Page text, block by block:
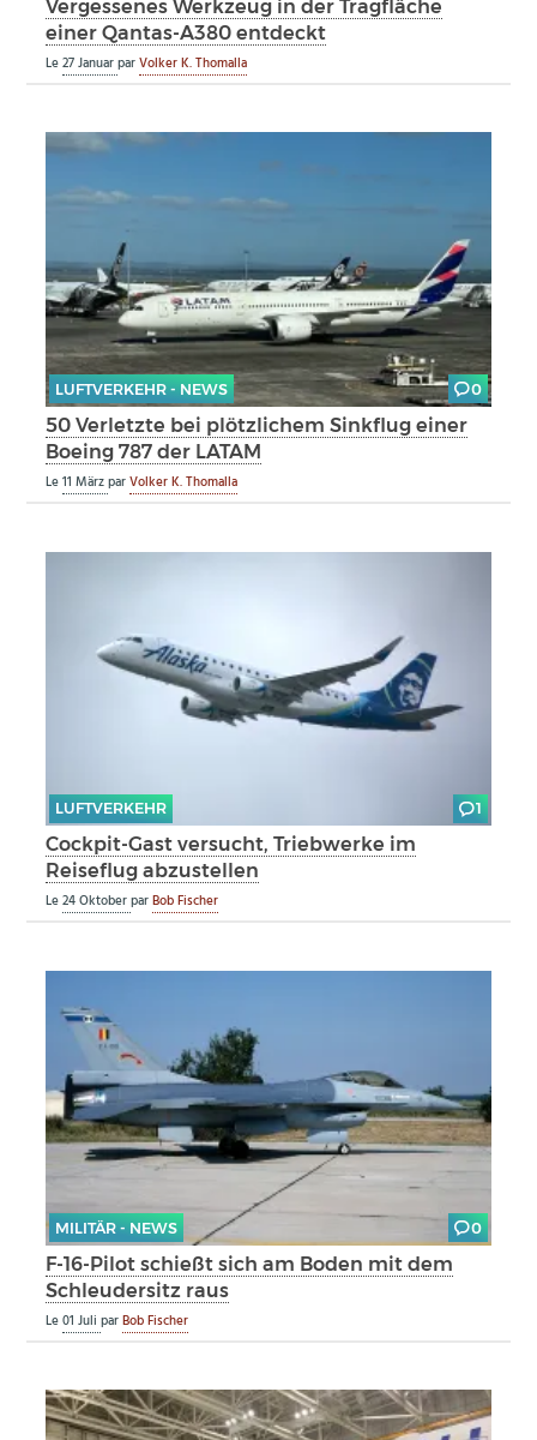
Vergessenes Werkzeug in der Tragfläche
einer Qantas-A380 entdeckt
Le27 JanuarparVolker K. Thomalla
LUFTVERKEHR - NEWS 0
50 Verletzte bei plötzlichem Sinkflug einer
Boeing 787 der LATAM
Le11 MärzparVolker K. Thomalla
LUFTVERKEHR 1
Cockpit-Gast versucht, Triebwerke im
Reiseflug abzustellen
Le24 OktoberparBob Fischer
MILITÄR - NEWS 0
F-16-Pilot schießt sich am Boden mit dem
Schleudersitz raus
Le01 JuliparBob Fischer